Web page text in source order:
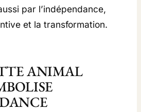
par l’indépendance,
et la transformation.
ANIMAL